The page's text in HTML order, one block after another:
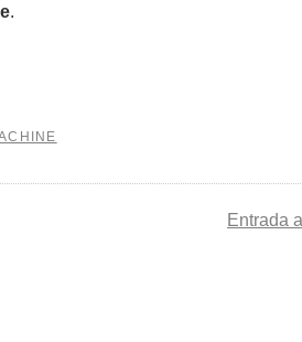
.
Entrada